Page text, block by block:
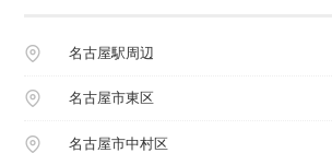
名古屋駅周辺
名古屋市東区
名古屋市中村区